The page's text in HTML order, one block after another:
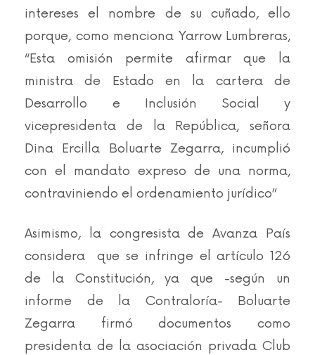
intereses el nombre de su cuñado, ello
porque, como menciona Yarrow Lumbreras,
“Esta omisión permite afirmar que la
ministra de Estado en la cartera de
Desarrollo e Inclusión Social y
vicepresidenta de la República, señora
Dina Ercilla Boluarte Zegarra, incumplió
con el mandato expreso de una norma,
contraviniendo el ordenamiento jurídico”
Asimismo, la congresista de Avanza País
considera que se infringe el artículo 126
de la Constitución, ya que -según un
informe de la Contraloría- Boluarte
Zegarra firmó documentos como
presidenta de la asociación privada Club